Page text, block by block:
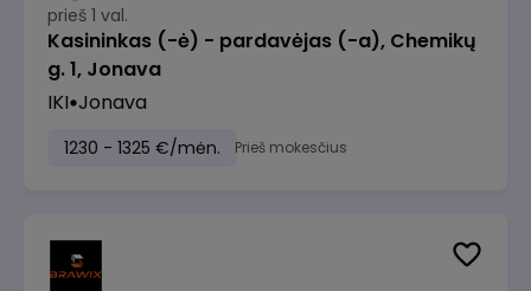
prieš 1 val.
Kasininkas (-ė) - pardavėjas (-a), Chemikų
g. 1, Jonava
IKI Jonava
1230 - 1325 €/mėn. Prieš mokesčius